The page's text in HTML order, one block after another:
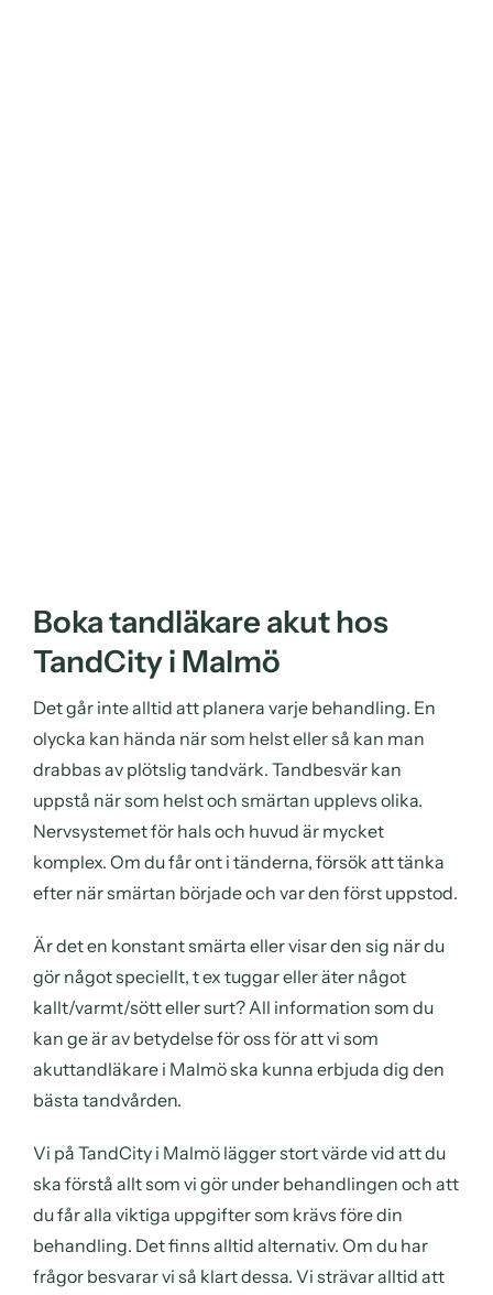
Boka tandläkare akut hos
TandCity i Malmö
Det går inte alltid att planera varje behandling. En
olycka kan hända när som helst eller så kan man
drabbas av plötslig tandvärk. Tandbesvär kan
uppstå när som helst och smärtan upplevs olika.
Nervsystemet för hals och huvud är mycket
komplex. Om du får ont i tänderna, försök att tänka
efter när smärtan började och var den först uppstod.
Är det en konstant smärta eller visar den sig när du
gör något speciellt, t ex tuggar eller äter något
kallt/varmt/sött eller surt? All information som du
kan ge är av betydelse för oss för att vi som
akuttandläkare i Malmö ska kunna erbjuda dig den
bästa tandvården.
Vi på TandCity i Malmö lägger stort värde vid att du
ska förstå allt som vi gör under behandlingen och att
du får alla viktiga uppgifter som krävs före din
behandling. Det finns alltid alternativ. Om du har
frågor besvarar vi så klart dessa. Vi strävar alltid att